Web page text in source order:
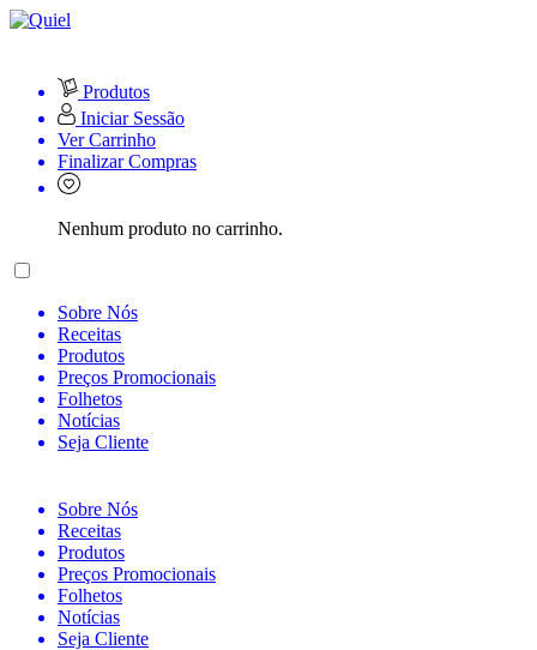
Produtos
Iniciar Sessão
Ver Carrinho
Finalizar Compras
Nenhum produto no carrinho.
Sobre Nós
Receitas
Produtos
Preços Promocionais
Folhetos
Notícias
Seja Cliente
Sobre Nós
Receitas
Produtos
Preços Promocionais
Folhetos
Notícias
Seja Cliente